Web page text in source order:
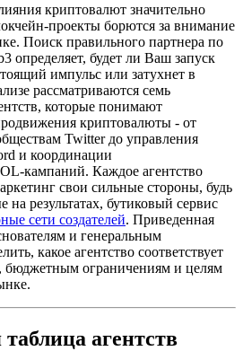
криптовалют значительно
проекты борются за внимание
Поиск правильного партнера по
определяет, будет ли Ваш запуск
импульс или затухнет в
рассматриваются семь
которые понимают
криптовалюты - от
Twitter до управления
и координации
кампаний. Каждое агентство
свои сильные стороны, будь
на результатах, бутиковый сервис
сети создателей. Приведенная
и генеральным
какое агентство соответствует
бюджетным ограничениям и целям
агентств